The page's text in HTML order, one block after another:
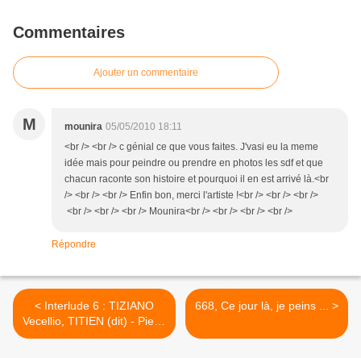
Commentaires
Ajouter un commentaire
M mounira 05/05/2010 18:11
<br /> <br /> c génial ce que vous faites. J'vasi eu la meme
idée mais pour peindre ou prendre en photos les sdf et que
chacun raconte son histoire et pourquoi il en est arrivé là.<br
/> <br /> <br /> Enfin bon, merci l'artiste !<br /> <br /> <br />
<br /> <br /> <br /> Mounira<br /> <br /> <br /> <br />
Répondre
< Interlude 6 : TIZIANO
Vecellio, TITIEN (dit) - Pieve
di Cadore vers 1488-1489 ;
668, Ce jour là, je peins ... >